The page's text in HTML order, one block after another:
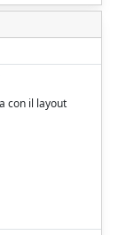
con il layout